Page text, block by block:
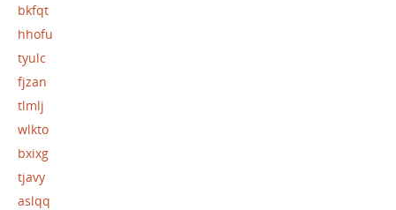
bkfqt
hhofu
tyulc
fjzan
tlmlj
wlkto
bxixg
tjavy
aslqq